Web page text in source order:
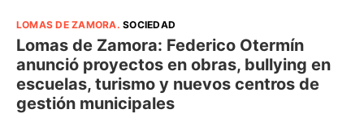
LOMAS DE ZAMORA.SOCIEDAD
Lomas de Zamora: Federico Otermín
anunció proyectos en obras, bullying en
escuelas, turismo y nuevos centros de
gestión municipales